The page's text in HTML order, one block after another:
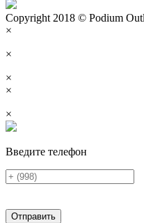
Copyright 2018 © Podium
×
×
×
×
×
Введите телефон
Отправить